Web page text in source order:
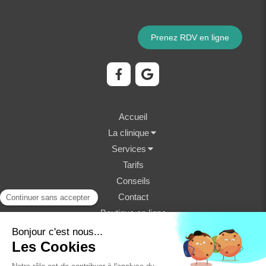
Prenez RDV en ligne
Accueil
La clinique
Services
Tarifs
Conseils
Contact
Boutique en ligne
©2023 Clinique Vétérinaire Fondère - Structure